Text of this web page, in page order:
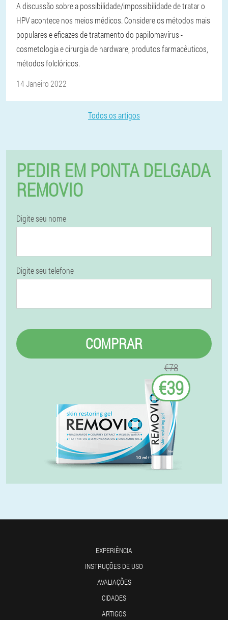
A discussão sobre a possibilidade/impossibilidade de tratar o
HPV acontece nos meios médicos. Considere os métodos mais
populares e eficazes de tratamento do papilomavírus -
cosmetologia e cirurgia de hardware, produtos farmacêuticos,
métodos folclóricos.
14 Janeiro 2022
Todos os artigos
PEDIR EM PONTA DELGADA
REMOVIO
Digite seu nome
Digite seu telefone
COMPRAR
€78
€39
EXPERIÊNCIA
INSTRUÇÕES DE USO
AVALIAÇÕES
CIDADES
ARTIGOS